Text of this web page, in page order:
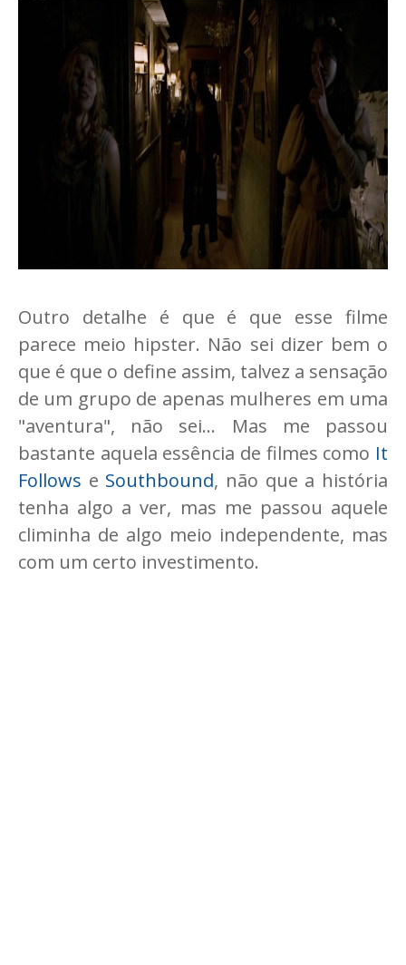
Outro detalhe é que é que esse filme
parece meio hipster. Não sei dizer bem o
que é que o define assim, talvez a sensação
de um grupo de apenas mulheres em uma
"aventura", não sei... Mas me passou
bastante aquela essência de filmes como It
Follows e Southbound, não que a história
tenha algo a ver, mas me passou aquele
climinha de algo meio independente, mas
com um certo investimento.